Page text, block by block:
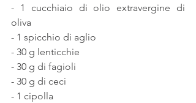
- 1 cucchiaio di olio extravergine di
oliva
- 1 spicchio di aglio
- 30 g lenticchie
- 30 g di fagioli
- 30 g di ceci
- 1 cipolla